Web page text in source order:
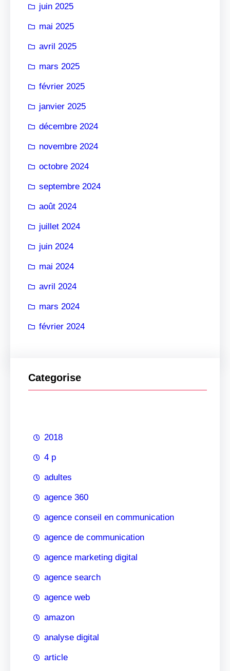
juin 2025
mai 2025
avril 2025
mars 2025
février 2025
janvier 2025
décembre 2024
novembre 2024
octobre 2024
septembre 2024
août 2024
juillet 2024
juin 2024
mai 2024
avril 2024
mars 2024
février 2024
Categorise
2018
4 p
adultes
agence 360
agence conseil en communication
agence de communication
agence marketing digital
agence search
agence web
amazon
analyse digital
article